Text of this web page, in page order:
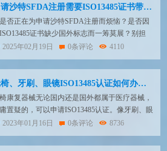
独立的标准,是以ISO9001《质量管理体系要
标准为基础。由于医疗器械是...
申请沙特SFDA注册需要ISO13485证书带国外标志怎么办？选择我们，轻松搞定！
否正在为申请沙特SFDA注册而烦恼？是否因
证书缺少国外标志而一筹莫展？别担
我们为您提供一站式解决方案！如果您是中国
器械制造商，想在沙特阿拉伯销售产品，首先
完成沙特注册。以下是所需的主要资料清单：
13485 体系证书（带国际认可标志） ISO13485
英文审核报告产品测试报...
2025年02月19日 0条评论 4110
轮椅、牙刷、眼镜ISO13485认证如何办理？
康复器械无论国内还是国外都属于医疗器械，
置疑的，可以申请ISO13485认证。像牙刷、眼
牙科耗材、实验耗材等产品国外按医疗器械管
国内没有分类，不属于医疗器械的，也能够办
认证。 ISO13485为医疗器械制造商适
2023年01月16日 0条评论 8736